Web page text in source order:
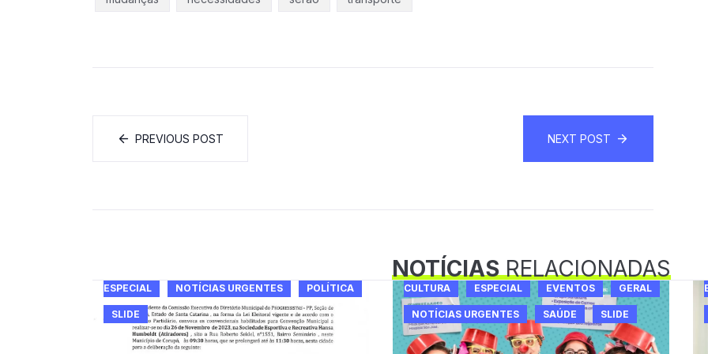
PREVIOUS POST NEXT POST
NOTÍCIASRELACIONADAS
ESPECIAL NOTÍCIAS URGENTES POLÍTICA
SLIDE
CULTURA ESPECIAL EVENTOS GERAL
NOTÍCIAS URGENTES SAÚDE SLIDE